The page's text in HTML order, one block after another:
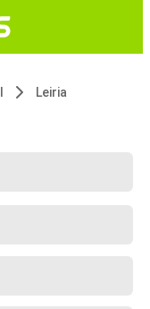
Leiria